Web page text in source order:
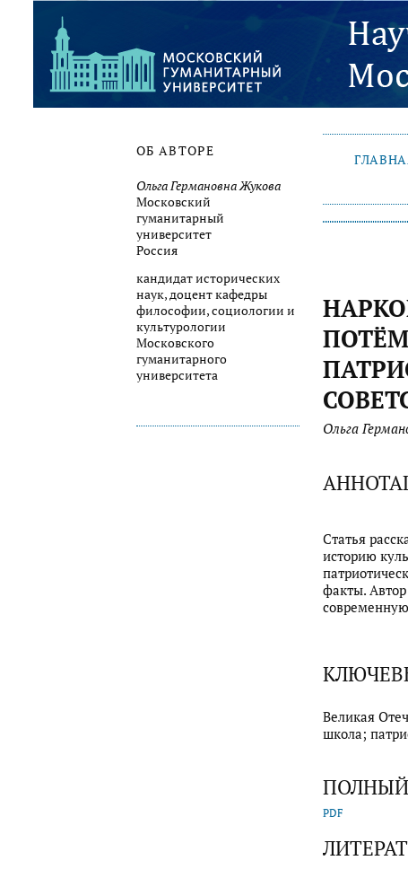
ОБ АВТОРЕ
Ольга Германовна Жукова
Московский
гуманитарный
университет
Россия
кандидат исторических
наук, доцент кафедры
философии, социологии и
культурологии
Московского
гуманитарного
университета
Ольга
Статья
историю
факты.
Великая
школа;
ПОЛНЫЙ
PDF